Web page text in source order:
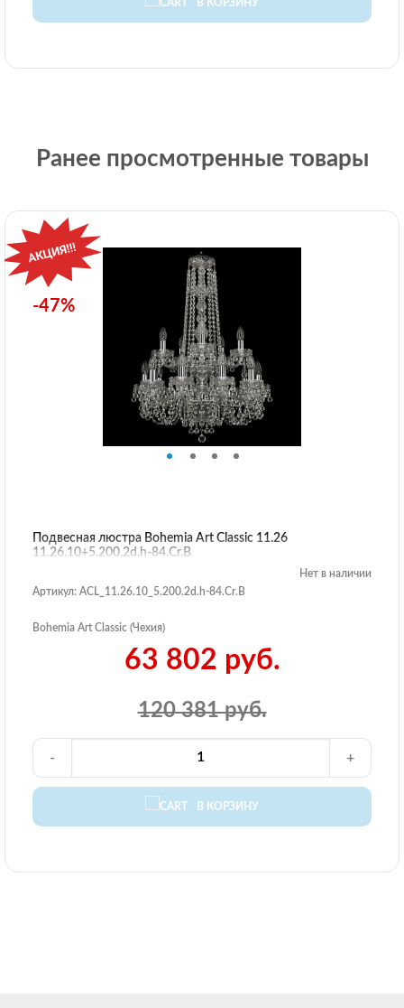
В КОРЗИНУ
Ранее просмотренные товары
-47%
Подвесная люстра Bohemia Art Classic 11.26
11.26.10+5.200.2d.h-84.Cr.B
Нет в наличии
Артикул: ACL_11.26.10_5.200.2d.h-84.Cr.B
Bohemia Art Classic (Чехия)
120 381 руб.
63 802 руб.
В КОРЗИНУ
- +